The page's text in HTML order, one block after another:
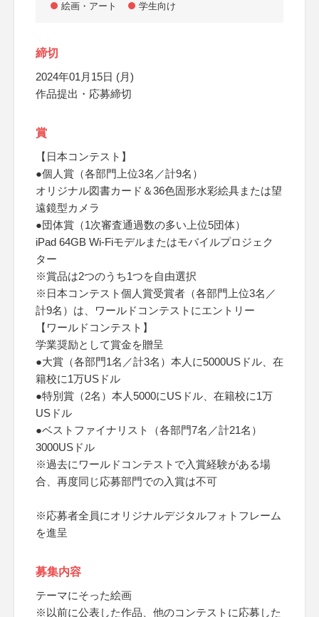
絵画・アート 学生向け
締切
2024年01月15日 (月)
作品提出・応募締切
賞
【⽇本コンテスト】
●個⼈賞（各部⾨上位3名／計9名）
オリジナル図書カード＆36⾊固形⽔彩絵具または望
遠鏡型カメラ
●団体賞（1次審査通過数の多い上位5団体）
iPad 64GB Wi-Fiモデルまたはモバイルプロジェク
ター
※賞品は2つのうち1つを自由選択
※⽇本コンテスト個⼈賞受賞者（各部⾨上位3名／
計9名）は、ワールドコンテストにエントリー
【ワールドコンテスト】
学業奨励として賞⾦を贈呈
●⼤賞（各部⾨1名／計3名）本⼈に5000USドル、在
籍校に1万USドル
●特別賞（2名）本⼈5000にUSドル、在籍校に1万
USドル
●ベストファイナリスト（各部⾨7名／計21名）
3000USドル
※過去にワールドコンテストで⼊賞経験がある場
合、再度同じ応募部⾨での⼊賞は不可
※応募者全員にオリジナルデジタルフォトフレーム
を進呈
募集内容
テーマにそった絵画
※以前に公表した作品、他のコンテストに応募した